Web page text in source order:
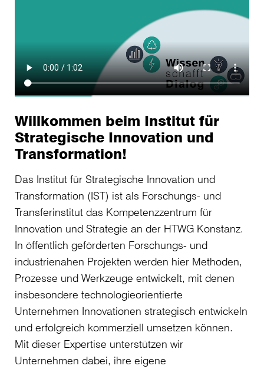
Willkommen beim Institut für
Strategische Innovation und
Transformation!
Das Institut für Strategische Innovation und
Transformation (IST) ist als Forschungs- und
Transferinstitut das Kompetenzzentrum für
Innovation und Strategie an der HTWG Konstanz.
In öffentlich geförderten Forschungs- und
industrienahen Projekten werden hier Methoden,
Prozesse und Werkzeuge entwickelt, mit denen
insbesondere technologieorientierte
Unternehmen Innovationen strategisch entwickeln
und erfolgreich kommerziell umsetzen können.
Mit dieser Expertise unterstützen wir
Unternehmen dabei, ihre eigene